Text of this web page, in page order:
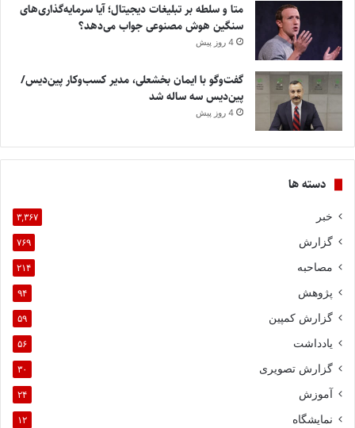
متا و سلطه بر تبلیغات دیجیتال؛ آیا سرمایه‌گذاری‌های
سنگین هوش مصنوعی جواب می‌دهد؟
4 روز پیش
گفت‌وگو با ایمان بخشعلی، مدیر کسب‌وکار پین‌دیس/
پین‌دیس سه ساله شد
4 روز پیش
دسته ها
خبر ۳,۳۶۷
گزارش ۷۶۹
مصاحبه ۲۱۴
پژوهش ۹۴
گزارش کمپین ۵۹
یادداشت ۵۶
گزارش تصویری ۳۰
آموزش ۲۴
نمایشگاه ۱۲